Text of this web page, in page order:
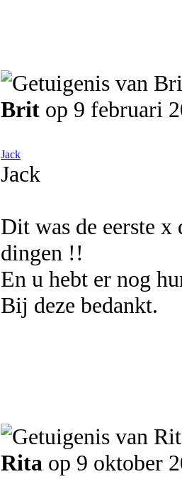
Brit op 9 februari
Jack
Jack
Dit was de eerste x
dingen !!
En u hebt er nog
Bij deze bedankt.
Rita op 9 oktober